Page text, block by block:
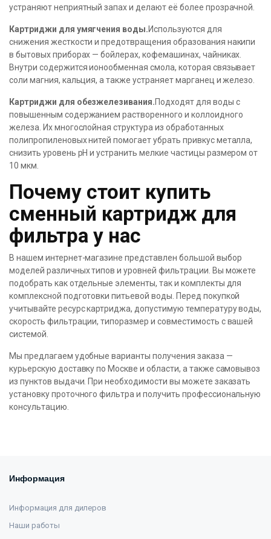
устраняют неприятный запах и делают её более прозрачной.
Картриджи для умягчения воды.Используются для
снижения жесткости и предотвращения образования накипи
в бытовых приборах — бойлерах, кофемашинах, чайниках.
Внутри содержится ионообменная смола, которая связывает
соли магния, кальция, а также устраняет марганец и железо.
Картриджи для обезжелезивания.Подходят для воды с
повышенным содержанием растворенного и коллоидного
железа. Их многослойная структура из обработанных
полипропиленовых нитей помогает убрать привкус металла,
снизить уровень рН и устранить мелкие частицы размером от
10 мкм.
Почему стоит купить
сменный картридж для
фильтра у нас
В нашем интернет-магазине представлен большой выбор
моделей различных типов и уровней фильтрации. Вы можете
подобрать как отдельные элементы, так и комплекты для
комплексной подготовки питьевой воды. Перед покупкой
учитывайте ресурс картриджа, допустимую температуру воды,
скорость фильтрации, типоразмер и совместимость с вашей
системой.
Мы предлагаем удобные варианты получения заказа —
курьерскую доставку по Москве и области, а также самовывоз
из пунктов выдачи. При необходимости вы можете заказать
установку проточного фильтра и получить профессиональную
консультацию.
Информация
Информация для дилеров
Наши работы